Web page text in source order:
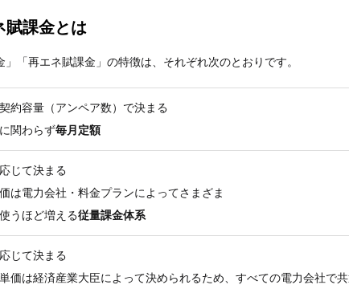
賦課金とは
「再エネ賦課金」の特徴は、それぞれ次のとおりです。
約容量（アンペア数）で決まる
関わらず毎月定額
じて決まる
は電力会社・料金プランによってさまざま
うほど増える従量課金体系
じて決まる
価は経済産業大臣によって決められるため、すべての電力会社で